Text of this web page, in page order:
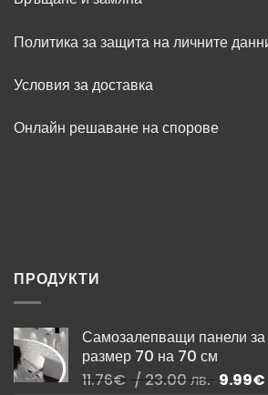
Политика за защита на личните
Условия за доставка
Онлайн решаване на спорове
ПРОДУКТИ
Самозалепващи панели за
размер 70 на 70 см
11.76€ / 23.00 лв. 9.99€